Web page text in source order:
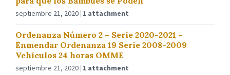
septiembre 21, 2020 1 attachment
Ordenanza Número 2 – Serie 2020-2021 –
Enmendar Ordenanza 19 Serie 2008-2009
Vehículos 24 horas OMME
septiembre 21, 2020 1 attachment